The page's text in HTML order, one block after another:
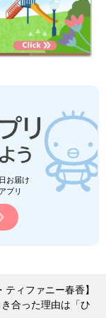
お届け
プリ
ティファニー春香】
合った理由は「ひ